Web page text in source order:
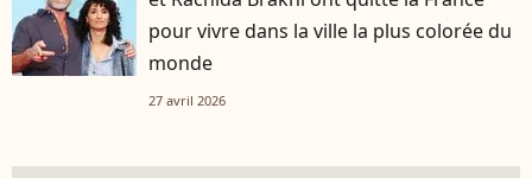
pour vivre dans la ville la plus colorée du
monde
27 avril 2026